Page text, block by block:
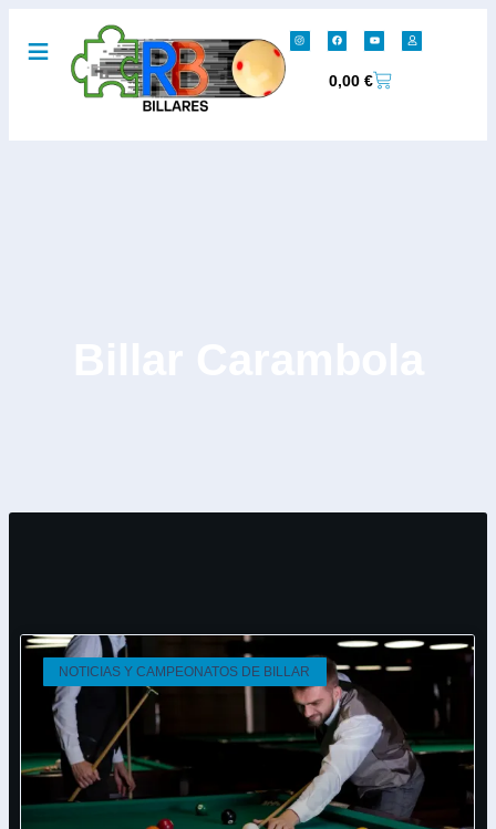
0,00 €
NOTICIAS Y CAMPEONATOS DE BILLAR